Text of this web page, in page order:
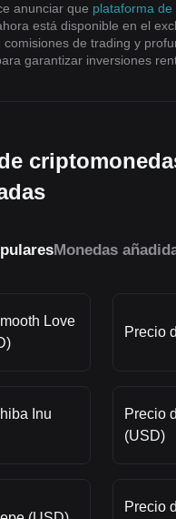
anunciar que plataforma de
está disponible en el
comisiones de trading y
garantizar inversiones
Monedas
Love
Precio
Inu
Precio
(USD)
Precio